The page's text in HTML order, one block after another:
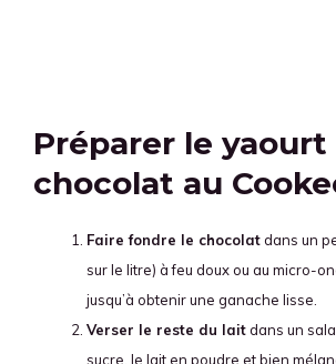
Préparer le yaourt
chocolat au
Faire fondre le chocolatdans un
sur le litre) à feu doux ou au micro-
jusqu’à obtenir une ganache lisse.
Verser le reste du laitdans un
sucre, le lait en poudre et bien